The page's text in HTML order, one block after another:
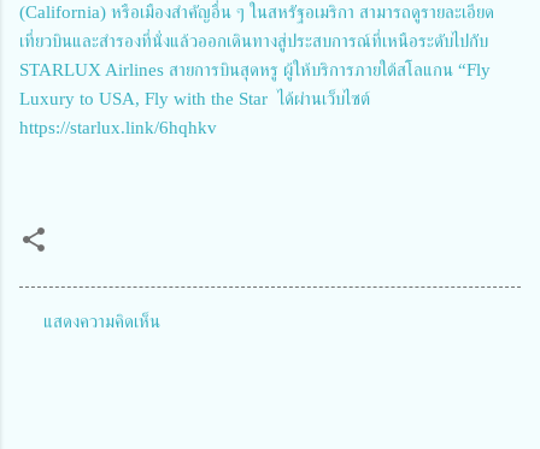
(California) หรือเมืองสำคัญอื่น ๆ ในสหรัฐอเมริกา สามารถดูรายละเอียด
เที่ยวบินและสำรองที่นั่งแล้วออกเดินทางสู่ประสบการณ์ที่เหนือระดับไปกับ
STARLUX Airlines สายการบินสุดหรู ผู้ให้บริการภายใต้สโลแกน “Fly
Luxury to USA, Fly with the Star ได้ผ่านเว็บไซต์
https://starlux.link/6hqhkv
แสดงความคิดเห็น